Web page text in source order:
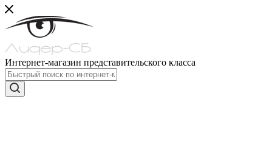
Интернет-магазин представительского класса